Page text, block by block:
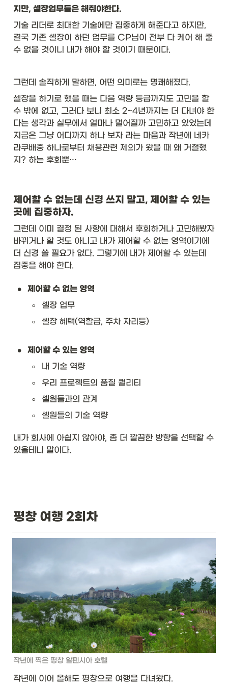
지만, 셀장업무들은 해줘야한다.
기술 리더로 최대한 기술에만 집중하게 해준다고 하지만,
결국 기존 셀장이 하던 업무를 CP님이 전부 다 케어 해 줄
수 없을 것이니 내가 해야 할 것이기 때문이다.
그런데 솔직하게 말하면, 어떤 의미로는 명쾌해졌다.
셀장을 하기로 했을 때는 다음 역량 등급까지도 고민을 할
수 밖에 없고, 그러다 보니 최소 2~4년까지는 더 다녀야 한
다는 생각과 실무에서 얼마나 멀어질까 고민하고 있었는데
지금은 그냥 어디까지 하나 보자 라는 마음과 작년에 네카
라쿠배중 하나로부터 채용관련 제의가 왔을 때 왜 거절했
지? 하는 후회뿐…
제어할 수 없는데 신경 쓰지 말고, 제어할 수 있는
곳에 집중하자.
그런데 이미 결정 된 사항에 대해서 후회하거나 고민해봤자
바뀌거나 할 것도 아니고 내가 제어할 수 없는 영역이기에
더 신경 쓸 필요가 없다. 그렇기에 내가 제어할 수 있는데
집중을 해야 한다.
• 제어할 수 없는 영역
◦ 셀장 업무
◦ 셀장 혜택(역할급, 주차 자리등)
• 제어할 수 있는 영역
◦ 내 기술 역량
◦ 우리 프로젝트의 품질 퀄리티
◦ 셀원들과의 관계
◦ 셀원들의 기술 역량
내가 회사에 아쉽지 않아야, 좀 더 깔끔한 방향을 선택할 수
있을테니 말이다.
평창 여행 2회차
작년에 찍은 평창 알펜시아 호텔
작년에 이어 올해도 평창으로 여행을 다녀왔다.